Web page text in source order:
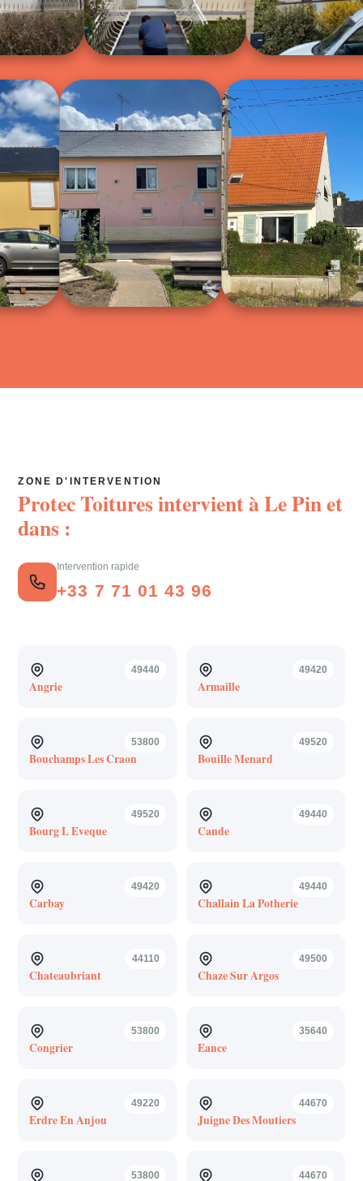
ZONE D'INTERVENTION
Protec Toitures intervient àLe Pinet
dans :
Intervention rapide
+33 7 71 01 43 96
49440
Angrie
49420
Armaille
53800
Bouchamps Les Craon
49520
Bouille Menard
49520
Bourg L Eveque
49440
Cande
49420
Carbay
49440
Challain La Potherie
44110
Chateaubriant
49500
Chaze Sur Argos
53800
Congrier
35640
Eance
49220
Erdre En Anjou
44670
Juigne Des Moutiers
53800 44670